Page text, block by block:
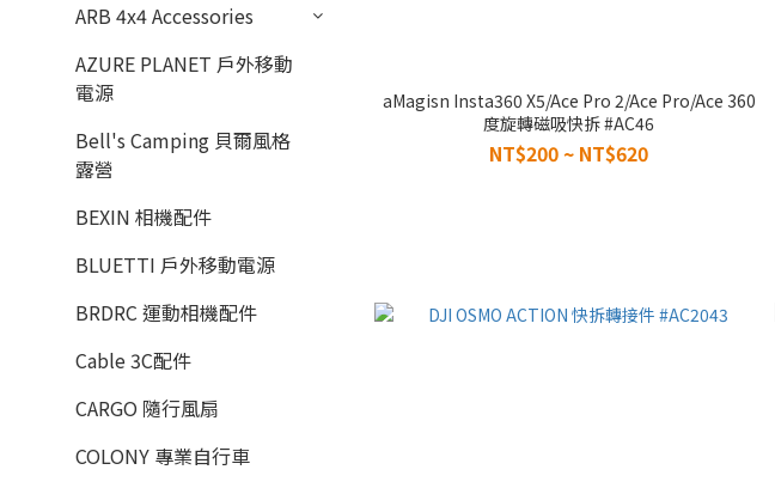
ARB 4x4 Accessories
AZURE PLANET 戶外移動
電源
Bell's Camping 貝爾風格
露營
BEXIN 相機配件
BLUETTI 戶外移動電源
BRDRC 運動相機配件
Cable 3C配件
CARGO 隨行風扇
COLONY 專業自行車
aMagisn Insta360 X5/Ace Pro 2/Ace Pro/Ace 360
度旋轉磁吸快拆 #AC46
NT$200 ~ NT$620